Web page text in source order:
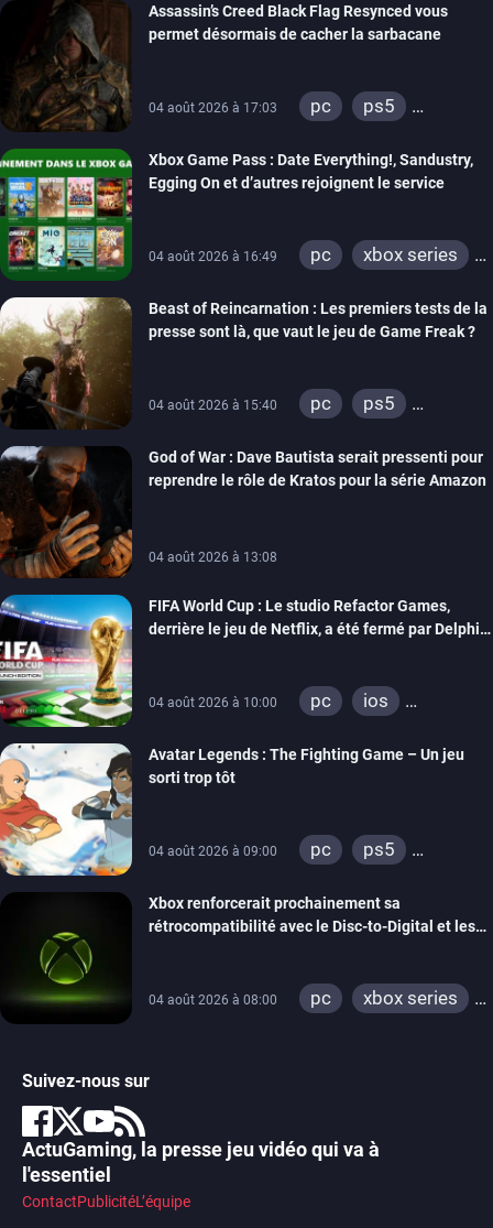
Assassin’s Creed Black Flag Resynced vous
permet désormais de cacher la sarbacane
04 août 2026 à 17:03 pc
ps5
Xbox Game Pass : Date Everything!, Sandustry,
Egging On et d’autres rejoignent le service
04 août 2026 à 16:49 pc
xbox series
Beast of Reincarnation : Les premiers tests de la
presse sont là, que vaut le jeu de Game Freak ?
04 août 2026 à 15:40 pc
ps5
God of War : Dave Bautista serait pressenti pour
reprendre le rôle de Kratos pour la série Amazon
04 août 2026 à 13:08
FIFA World Cup : Le studio Refactor Games,
derrière le jeu de Netflix, a été fermé par Delphi
04 août 2026 à 10:00 pc
ios
Avatar Legends : The Fighting Game – Un jeu
sorti trop tôt
04 août 2026 à 09:00 pc
ps5
switch
switch 2
Xbox renforcerait prochainement sa
rétrocompatibilité avec le Disc-to-Digital et les
04 août 2026 à 08:00 pc
xbox series
Suivez-nous sur
ActuGaming, la presse jeu vidéo qui va à
l'essentiel
ContactPublicitéL’équipe